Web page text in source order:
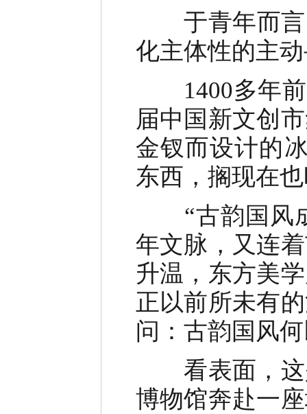
于青年而言
化主体性的主
1400多年前
届中国新文创
金钗而设计的
东西，搁现在
“古韵国风成
年文脉，又连
升温，东方美
正以前所未有
问：古韵国风
看表面，这
博物馆奔赴一